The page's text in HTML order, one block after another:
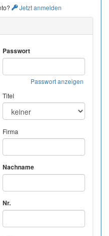
Jetzt anmelden
Passwort
Passwort anzeigen
Titel
Firma
Nachname
Nr.